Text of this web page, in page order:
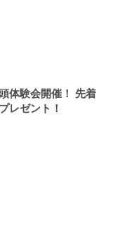
体験会開催！ 先着
レゼント！